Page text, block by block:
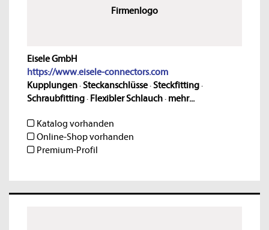
Firmenlogo
Eisele GmbH
https://www.eisele-connectors.com
Kupplungen·Steckanschlüsse·Steckfitting·
Schraubfitting· Flexibler Schlauch· mehr...
Katalog vorhanden
Online-Shop vorhanden
Premium-Profil